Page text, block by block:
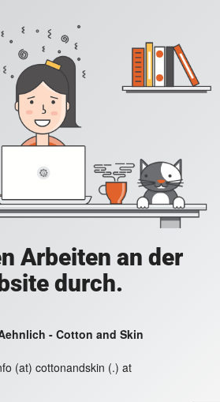
Arbeiten an der
durch.
- Cotton and Skin
(at) cottonandskin (.) at